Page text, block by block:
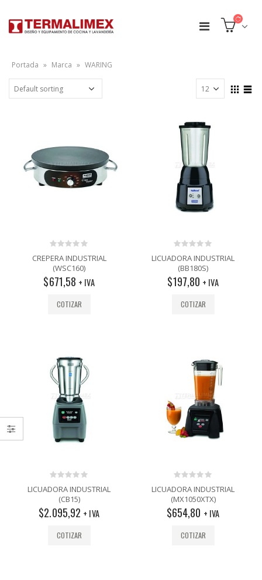
Portada » Marca » WARING
0
out
of
5
CREPERA INDUSTRIAL
(WSC160)
$671,58 + IVA
COTIZAR
0
out
of
5
LICUADORA INDUSTRIAL
(BB180S)
$197,80 + IVA
COTIZAR
0
out
5
LICUADORA INDUSTRIAL
(CB15)
$2.095,92 + IVA
COTIZAR
0
out
of
5
LICUADORA INDUSTRIAL
(MX1050XTX)
$654,80 + IVA
COTIZAR